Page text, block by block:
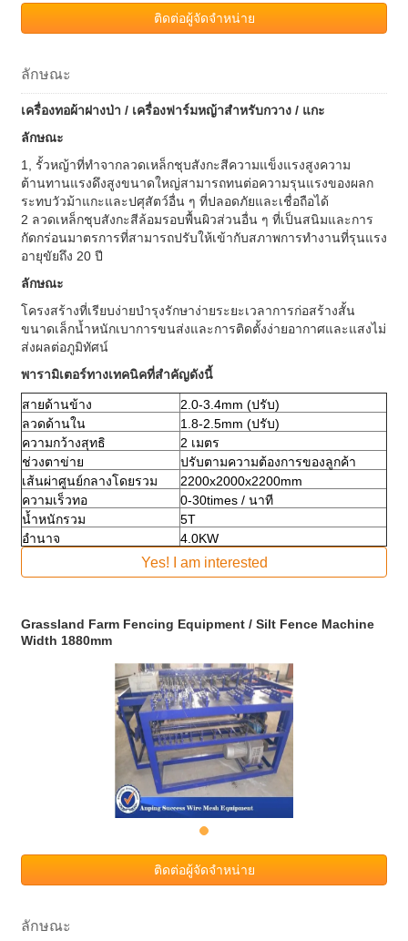
ติดต่อผู้จัดจำหน่าย
ลักษณะ
เครื่องทอผ้าฝางป่า / เครื่องฟาร์มหญ้าสำหรับกวาง / แกะ
ลักษณะ
1, รั้วหญ้าที่ทำจากลวดเหล็กชุบสังกะสีความแข็งแรงสูงความ
ต้านทานแรงดึงสูงขนาดใหญ่สามารถทนต่อความรุนแรงของผลก
ระทบวัวม้าแกะและปศุสัตว์อื่น ๆ ที่ปลอดภัยและเชื่อถือได้
2 ลวดเหล็กชุบสังกะสีล้อมรอบพื้นผิวส่วนอื่น ๆ ที่เป็นสนิมและการ
กัดกร่อนมาตรการที่สามารถปรับให้เข้ากับสภาพการทำงานที่รุนแรง
อายุขัยถึง 20 ปี
ลักษณะ
โครงสร้างที่เรียบง่ายบำรุงรักษาง่ายระยะเวลาการก่อสร้างสั้น
ขนาดเล็กน้ำหนักเบาการขนส่งและการติดตั้งง่ายอากาศและแสงไม่
ส่งผลต่อภูมิทัศน์
พารามิเตอร์ทางเทคนิคที่สำคัญดังนี้
สายด้านข้าง
2.0-3.4mm (ปรับ)
ลวดด้านใน
1.8-2.5mm (ปรับ)
ความกว้างสุทธิ
2 เมตร
ช่วงตาข่าย
ปรับตามความต้องการของลูกค้า
เส้นผ่าศูนย์กลางโดยรวม
2200x2000x2200mm
ความเร็วทอ
0-30times / นาที
น้ำหนักรวม
5T
อำนาจ
4.0KW
Yes! I am interested
Grassland Farm Fencing Equipment / Silt Fence Machine
Width 1880mm
ติดต่อผู้จัดจำหน่าย
ลักษณะ